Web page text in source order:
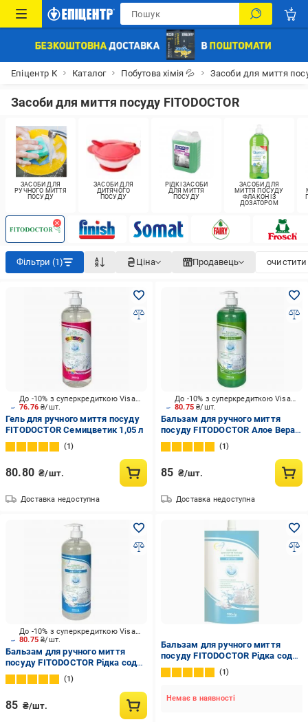
Епіцентр К Каталог Побутова хімія 💦 Засоби для миття
Засоби для миття посуду FITODOCTOR
ЗАСОБИ ДЛЯ
РУЧНОГО МИТТЯ
ПОСУДУ
ЗАСОБИ ДЛЯ
ДИТЯЧОГО
ПОСУДУ
РІДКІ ЗАСОБИ
ДЛЯ МИТТЯ
ПОСУДУ
ЗАСОБИ ДЛЯ
МИТТЯ ПОСУДУ
ФЛАКОН ІЗ
ДОЗАТОРОМ
Фільтри (1) Ціна Продавець очистити
76.76₴/шт.
До -10% з суперкредиткою Visa Вигода
Гель для ручного миття посуду
FITODOCTOR Семицветик 1,05 л
1
80.80 ₴/шт.
Доставка недоступна
80.75₴/шт.
До -10% з суперкредиткою Visa Вигода
Бальзам для ручного миття
посуду FITODOCTOR Алое Вера
1,05 л
1
85 ₴/шт.
Доставка недоступна
80.75₴/шт.
До -10% з суперкредиткою Visa Вигода
Бальзам для ручного миття
посуду FITODOCTOR Рідка сода
1,05 л
1
85 ₴/шт.
Бальзам для ручного миття
посуду FITODOCTOR Рідка сода
0,7 л
1
Немає в наявності